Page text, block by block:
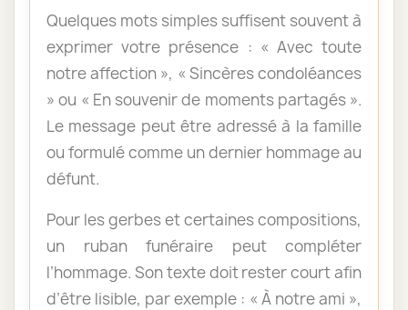
Quelques mots simples suffisent souvent à
exprimer votre présence : « Avec toute
notre affection », « Sincères condoléances
» ou « En souvenir de moments partagés ».
Le message peut être adressé à la famille
ou formulé comme un dernier hommage au
défunt.
Pour les gerbes et certaines compositions,
un ruban funéraire peut compléter
l’hommage. Son texte doit rester court afin
d’être lisible, par exemple : « À notre ami »,